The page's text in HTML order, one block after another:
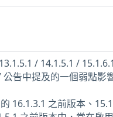
/ 14.1.5.1 /
告中提及的一個弱點影
16.1.3.1 之前版本、